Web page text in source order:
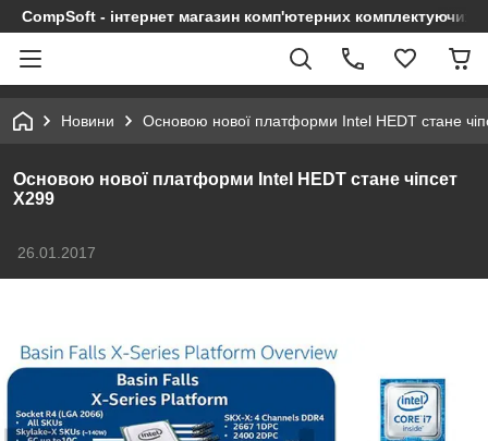
CompSoft - інтернет магазин комп'ютерних комплектуючих
Новини Основою нової платформи Intel HEDT стане
Основою нової платформи Intel HEDT стане чіпсет
X299
26.01.2017